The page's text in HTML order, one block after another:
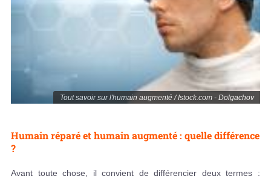
Tout savoir sur l'humain augmenté / Istock.com - Dolgachov
Humain réparé et humain augmenté : quelle différence
?
Avant toute chose, il convient de différencier deux termes :